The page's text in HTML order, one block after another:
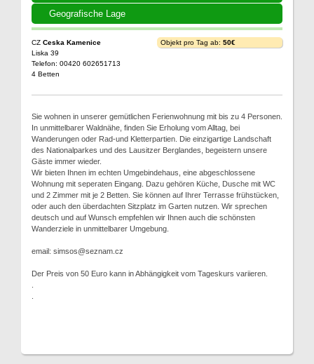
Geografische Lage
CZ Ceska Kamenice
Liska 39
Telefon: 00420 602651713
4 Betten
Objekt pro Tag ab: 50€
Sie wohnen in unserer gemütlichen Ferienwohnung mit bis zu 4 Personen.
In unmittelbarer Waldnähe, finden Sie Erholung vom Alltag, bei
Wanderungen oder Rad-und Kletterpartien. Die einzigartige Landschaft
des Nationalparkes und des Lausitzer Berglandes, begeistern unsere
Gäste immer wieder.
Wir bieten Ihnen im echten Umgebindehaus, eine abgeschlossene
Wohnung mit seperaten Eingang. Dazu gehören Küche, Dusche mit WC
und 2 Zimmer mit je 2 Betten. Sie können auf Ihrer Terrasse frühstücken,
oder auch den überdachten Sitzplatz im Garten nutzen. Wir sprechen
deutsch und auf Wunsch empfehlen wir Ihnen auch die schönsten
Wanderziele in unmittelbarer Umgebung.
email: simsos@seznam.cz
Der Preis von 50 Euro kann in Abhängigkeit vom Tageskurs variieren.